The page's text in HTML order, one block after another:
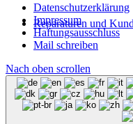
Reparaturen und
Datenschutzerklärung
Impressum
Haftungsausschluss
Mail schreiben
Nach oben scrollen